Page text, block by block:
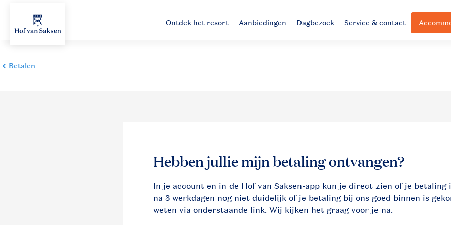
Ontdek het resort Aanbiedingen Dagbezoek Service & contact